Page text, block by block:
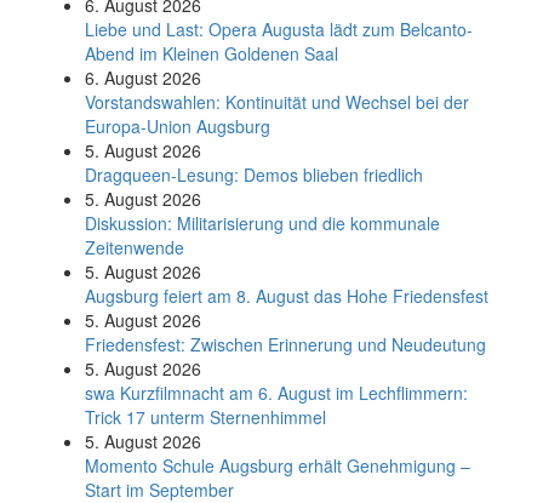
6. August 2026
Liebe und Last: Opera Augusta lädt zum Belcanto-
Abend im Kleinen Goldenen Saal
6. August 2026
Vorstandswahlen: Kontinuität und Wechsel bei der
Europa-Union Augsburg
5. August 2026
Dragqueen-Lesung: Demos blieben friedlich
5. August 2026
Diskussion: Mi­li­ta­ri­sie­rung und die kommunale
Zeitenwende
5. August 2026
Augsburg feiert am 8. August das Hohe Friedensfest
5. August 2026
Friedensfest: Zwischen Erinnerung und Neudeutung
5. August 2026
swa Kurz­film­nacht am 6. August im Lech­flim­mern:
Trick 17 unterm Sternen­himmel
5. August 2026
Momento Schule Augsburg erhält Genehmigung –
Start im September